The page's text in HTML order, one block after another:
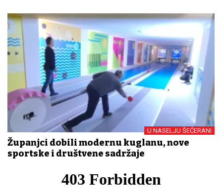
U NASELJU ŠEĆERANI
Županjci dobili modernu kuglanu, nove
sportske i društvene sadržaje